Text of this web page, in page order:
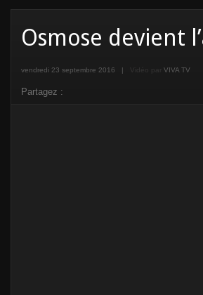
Osmose devient
vendredi 23 septembre 2016 | Vidéo par VIVA TV
Partagez :